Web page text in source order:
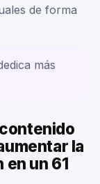
de forma
más
la
un 61